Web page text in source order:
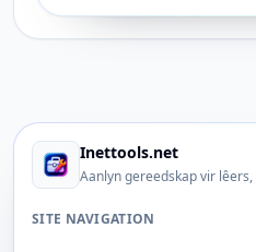
Inettools.net
Aanlyn gereedskap vir
SITE NAVIGATION